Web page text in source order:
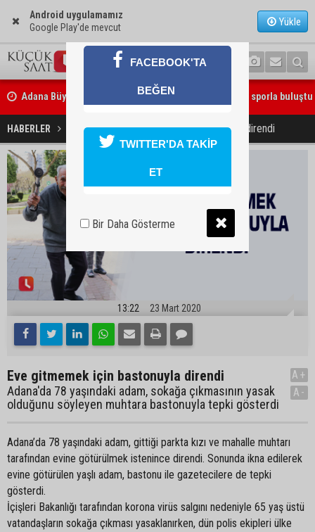
Android uygulamamız
Google Play'de mevcut
Yükle
Adana Büyükşehir Yaz Spor Okulları’nda 30 bin çocuk sporla buluştu
Beşiktaş dosyasında iki tahliye: Özcan Zenger ve Utku Caner
bırakıldı
HABERLER YAŞAM Eve gitmemek için bastonuyla direndi
13:22 23 Mart 2020
Eve gitmemek için bastonuyla direndi
Adana'da 78 yaşındaki adam, sokağa çıkmasının yasak
olduğunu söyleyen muhtara bastonuyla tepki gösterdi
A+
A-
Adana’da 78 yaşındaki adam, gittiği parkta kızı ve mahalle muhtarı
tarafından evine götürülmek istenince direndi. Sonunda ikna edilerek
evine götürülen yaşlı adam, bastonu ile gazetecilere de tepki
gösterdi.
İçişleri Bakanlığı tarafından korona virüs salgını nedeniyle 65 yaş üstü
vatandaşların sokağa çıkması yasaklanırken, dün polis ekipleri ülke
FACEBOOK'TA
BEĞEN
TWITTER'DA TAKİP
ET
Bir Daha Gösterme